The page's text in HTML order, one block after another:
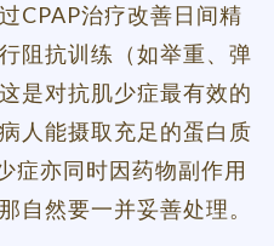
CPAP治疗改善日间精
阻抗训练（如举重、弹
是对抗肌少症最有效的
人能摄取充足的蛋白质
症亦同时因药物副作用
自然要一并妥善处理。